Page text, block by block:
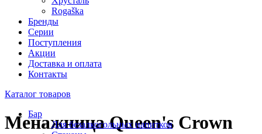
Rogaška
Бренды
Серии
Поступления
Акции
Доставка и оплата
Контакты
Каталог товаров
Бар
Для безалкогольных напитков
Менажница Queen's Crown